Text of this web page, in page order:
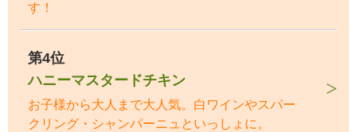
す！
第4位
ハニーマスタードチキン
お子様から大人まで大人気。白ワインやスパー
クリング・シャンパーニュといっしょに。